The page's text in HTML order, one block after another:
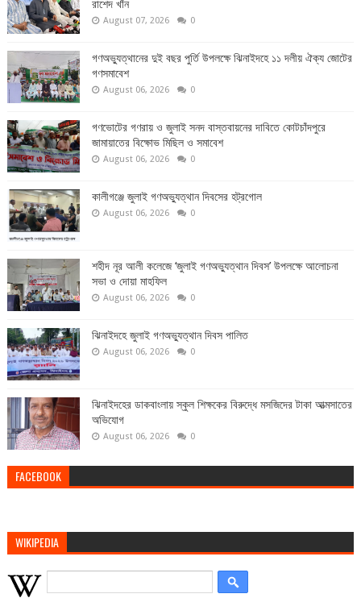
রাশেদ খাঁন
August 07, 2026 0
গণঅভ্যুত্থানের দুই বছর পুর্তি উপলক্ষে ঝিনাইদহে ১১ দলীয় ঐক্য জোটের
গণসমাবেশ
August 06, 2026 0
গণভোটের গণরায় ও জুলাই সনদ বাস্তবায়নের দাবিতে কোটচাঁদপুরে
জামায়াতের বিক্ষোভ মিছিল ও সমাবেশ
August 06, 2026 0
কালীগঞ্জে জুলাই গণঅভ্যুত্থান দিবসের হট্রগোল
August 06, 2026 0
শহীদ নূর আলী কলেজে ‘জুলাই গণঅভ্যুত্থান দিবস’ উপলক্ষে আলোচনা
সভা ও দোয়া মাহফিল
August 06, 2026 0
ঝিনাইদহে জুলাই গণঅভ্যুত্থান দিবস পালিত
August 06, 2026 0
ঝিনাইদহের ডাকবাংলায় স্কুল শিক্ষকের বিরুদ্ধে মসজিদের টাকা আত্মসাতের
অভিযোগ
August 06, 2026 0
FACEBOOK
WIKIPEDIA